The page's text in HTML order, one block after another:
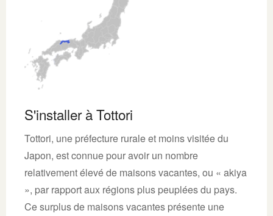
S'installer à Tottori
Tottori, une préfecture rurale et moins visitée du
Japon, est connue pour avoir un nombre
relativement élevé de maisons vacantes, ou « akiya
», par rapport aux régions plus peuplées du pays.
Ce surplus de maisons vacantes présente une